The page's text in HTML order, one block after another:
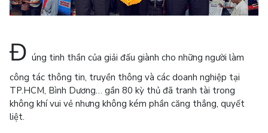
Đ úng tinh thần của giải đấu giành cho những người làm
công tác thông tin, truyền thông và các doanh nghiệp tại
TP.HCM, Bình Dương… gần 80 kỳ thủ đã tranh tài trong
không khí vui vẻ nhưng không kém phần căng thẳng, quyết
liệt.